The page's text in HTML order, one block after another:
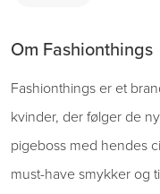
Om Fashionthings
Fashionthings er et
kvinder, der følger de
pigeboss med hendes
must-have smykker og